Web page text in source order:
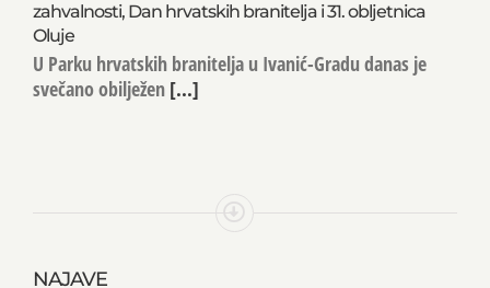
zahvalnosti, Dan hrvatskih branitelja i 31. obljetnica
Oluje
U Parku hrvatskih branitelja u Ivanić-Gradu danas je
svečano obilježen [...]
NAJAVE